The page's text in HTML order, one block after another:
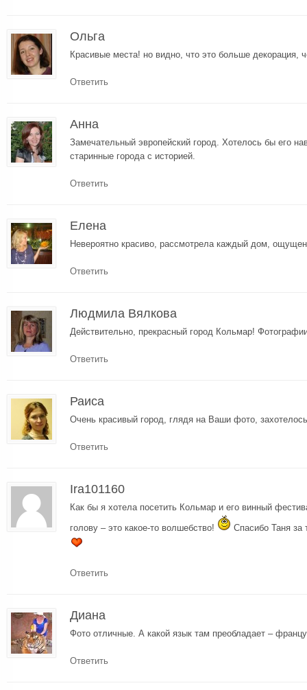
Ольга
Красивые места! но видно, что это больше декорация,
Ответить
Анна
Замечательный эвропейский город. Хотелось бы его
старинные города с историей.
Ответить
Елена
Невероятно красиво, рассмотрела каждый дом,
Ответить
Людмила Вялкова
Действительно, прекрасный город Кольмар!
Ответить
Раиса
Очень красивый город, глядя на Ваши фото,
Ответить
Ira101160
Как бы я хотела посетить Кольмар и его винный
голову – это какое-то волшебство!
Спасибо Таня за
Ответить
Диана
Фото отличные. А какой язык там преобладает –
Ответить